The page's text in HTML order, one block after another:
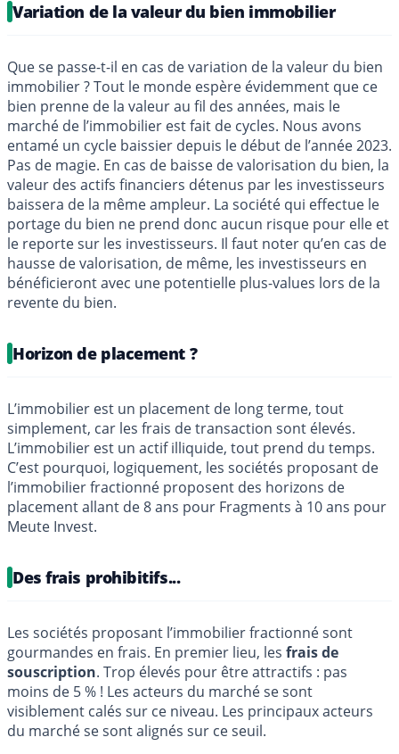
Variation de la valeur du bien immobilier
Que se passe-t-il en cas de variation de la valeur du bien
immobilier ? Tout le monde espère évidemment que ce
bien prenne de la valeur au fil des années, mais le
marché de l’immobilier est fait de cycles. Nous avons
entamé un cycle baissier depuis le début de l’année 2023.
Pas de magie. En cas de baisse de valorisation du bien, la
valeur des actifs financiers détenus par les investisseurs
baissera de la même ampleur. La société qui effectue le
portage du bien ne prend donc aucun risque pour elle et
le reporte sur les investisseurs. Il faut noter qu’en cas de
hausse de valorisation, de même, les investisseurs en
bénéficieront avec une potentielle plus-values lors de la
revente du bien.
Horizon de placement ?
L’immobilier est un placement de long terme, tout
simplement, car les frais de transaction sont élevés.
L’immobilier est un actif illiquide, tout prend du temps.
C’est pourquoi, logiquement, les sociétés proposant de
l’immobilier fractionné proposent des horizons de
placement allant de 8 ans pour Fragments à 10 ans pour
Meute Invest.
Des frais prohibitifs...
Les sociétés proposant l’immobilier fractionné sont
gourmandes en frais. En premier lieu, les frais de
souscription. Trop élevés pour être attractifs : pas
moins de 5 % ! Les acteurs du marché se sont
visiblement calés sur ce niveau. Les principaux acteurs
du marché se sont alignés sur ce seuil.